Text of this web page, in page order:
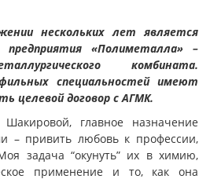
нескольких лет является
«Полиметалла» –
комбината.
специальностей имеют
целевой договор с АГМК.
главное назначение
– привить любовь к профессии,
задача “окунуть” их в химию,
применение и то, как она